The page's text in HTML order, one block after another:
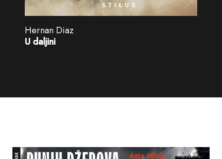
Hernan Diaz
U daljini